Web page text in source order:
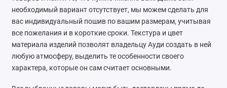
Isuzu
Iveco
JAC
необходимый вариант отсутствует, мы можем сделать для
вас индивидуальный пошив по вашим размерам, учитывая
все пожелания и в короткие сроки. Текстура и цвет
материала изделий позволят владельцу Ауди создать в ней
любую атмосферу, выделить те особенности своего
характера, которые он сам считает основными.